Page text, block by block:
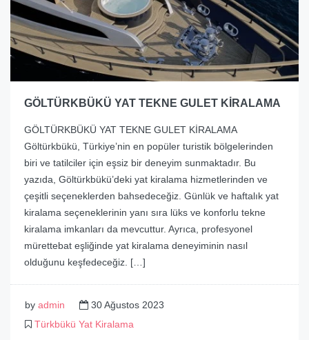
GÖLTÜRKBÜKÜ YAT TEKNE GULET KİRALAMA
GÖLTÜRKBÜKÜ YAT TEKNE GULET KİRALAMA
Göltürkbükü, Türkiye’nin en popüler turistik bölgelerinden
biri ve tatilciler için eşsiz bir deneyim sunmaktadır. Bu
yazıda, Göltürkbükü’deki yat kiralama hizmetlerinden ve
çeşitli seçeneklerden bahsedeceğiz. Günlük ve haftalık yat
kiralama seçeneklerinin yanı sıra lüks ve konforlu tekne
kiralama imkanları da mevcuttur. Ayrıca, profesyonel
mürettebat eşliğinde yat kiralama deneyiminin nasıl
olduğunu keşfedeceğiz. […]
by admin
30 Ağustos 2023
Türkbükü Yat Kiralama